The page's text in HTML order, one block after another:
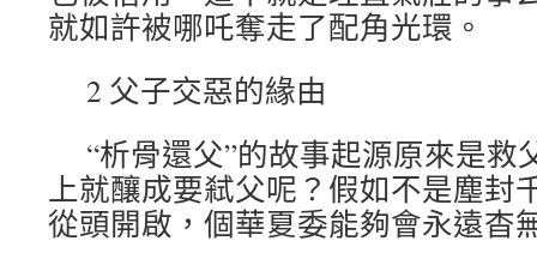
就如許被哪吒奪走了配角光環。
2 父子交惡的緣由
“析骨還父”的故事起源原來是救
上就釀成要弒父呢？假如不是塵封
從頭開啟，個華夏委能夠會永遠杳